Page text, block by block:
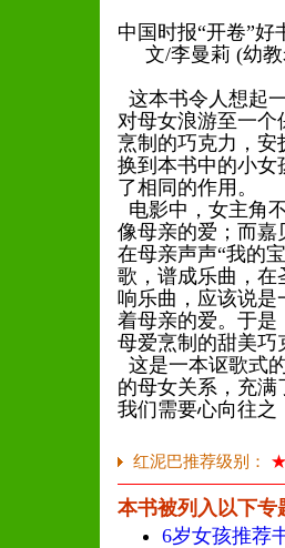
中国时报“开卷”
文/李曼莉 (幼
这本书令人想起
对母女浪游至一个
烹制的巧克力，安
换到本书中的小女
了相同的作用。
电影中，女主角
像母亲的爱；而嘉
在母亲声声“我的
歌，谱成乐曲，在
响乐曲，应该说是
着母亲的爱。于是
母爱烹制的甜美
这是一本讴歌式
的母女关系，充
我们需要心向往之
红泥巴推荐级别：
本书被列入以下专
6岁女孩推荐